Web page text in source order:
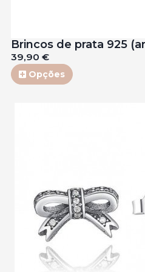
Brincos de prata 925
39,90 €
Opções